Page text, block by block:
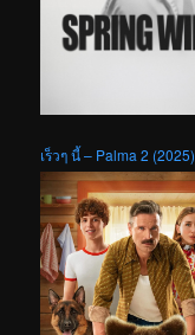
เร็วๆ นี้ – Palma 2 (2025)